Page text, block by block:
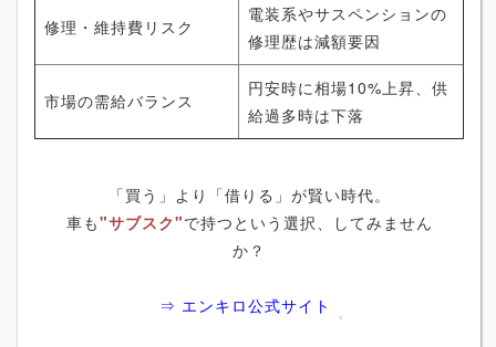
修理・維持費リスク
電装系やサスペンションの
修理歴は減額要因
市場の需給バランス
円安時に相場10%上昇、供
給過多時は下落
「買う」より「借りる」が賢い時代。
車も"サブスク"で持つという選択、してみません
か？
⇒ エンキロ公式サイト